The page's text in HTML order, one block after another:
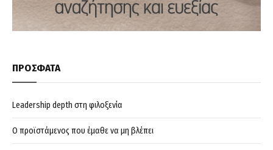
ΠΡΟΣΦΑΤΑ
Leadership depth στη φιλοξενία
Ο προϊστάμενος που έμαθε να μη βλέπει